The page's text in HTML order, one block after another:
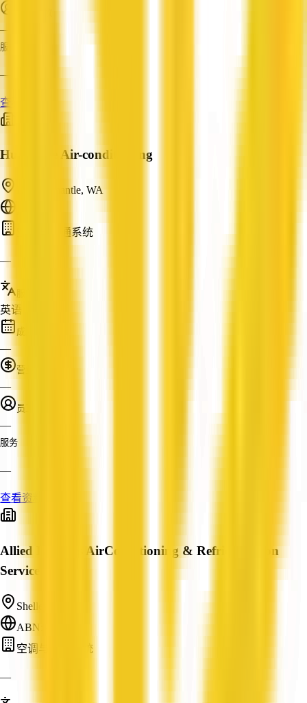
—
服务
—
查看资料
Hurricane Air-conditioning
East Fremantle, WA
空调与暖通系统
—
英语
成立时间
—
营业额
—
员工人数
—
服务
—
查看资料
Allied Electrics AirConditioning & Refridgeration
Services
Shelley, WA
ABN: —
空调与暖通系统
—